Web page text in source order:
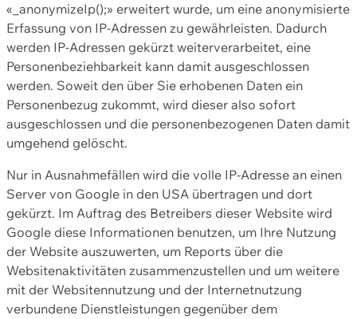
«_anonymizeIp();» erweitert wurde, um eine anonymisierte
Erfassung von IP-Adressen zu gewährleisten. Dadurch
werden IP-Adressen gekürzt weiterverarbeitet, eine
Personenbeziehbarkeit kann damit ausgeschlossen
werden. Soweit den über Sie erhobenen Daten ein
Personenbezug zukommt, wird dieser also sofort
ausgeschlossen und die personenbezogenen Daten damit
umgehend gelöscht.
Nur in Ausnahmefällen wird die volle IP-Adresse an einen
Server von Google in den USA übertragen und dort
gekürzt. Im Auftrag des Betreibers dieser Website wird
Google diese Informationen benutzen, um Ihre Nutzung
der Website auszuwerten, um Reports über die
Websitenaktivitäten zusammenzustellen und um weitere
mit der Websitennutzung und der Internetnutzung
verbundene Dienstleistungen gegenüber dem